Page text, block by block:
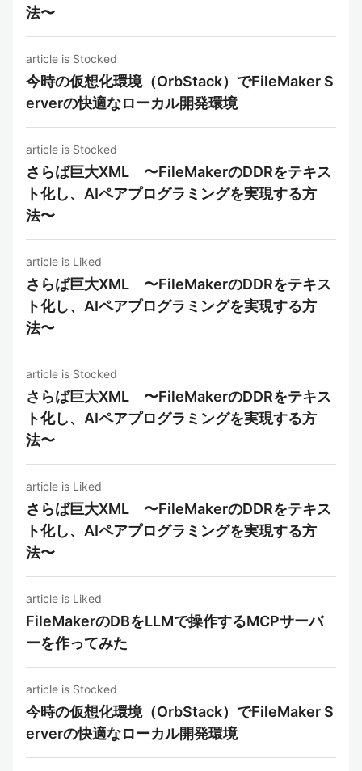
法〜
article is Stocked
今時の仮想化環境（OrbStack）でFileMaker S
erverの快適なローカル開発環境
article is Stocked
さらば巨大XML 〜FileMakerのDDRをテキス
ト化し、AIペアプログラミングを実現する方
法〜
article is Liked
さらば巨大XML 〜FileMakerのDDRをテキス
ト化し、AIペアプログラミングを実現する方
法〜
article is Stocked
さらば巨大XML 〜FileMakerのDDRをテキス
ト化し、AIペアプログラミングを実現する方
法〜
article is Liked
さらば巨大XML 〜FileMakerのDDRをテキス
ト化し、AIペアプログラミングを実現する方
法〜
article is Liked
FileMakerのDBをLLMで操作するMCPサーバ
ーを作ってみた
article is Stocked
今時の仮想化環境（OrbStack）でFileMaker S
erverの快適なローカル開発環境